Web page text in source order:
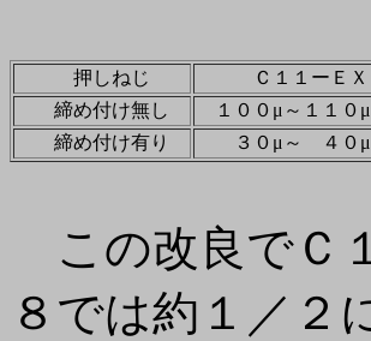
ミラー
押しねじ Ｃ１１ーＥ
締め付け無し
１００μ～１１
締め付け有り
３０μ～ ４０
この改良でＣ
８では約１／２